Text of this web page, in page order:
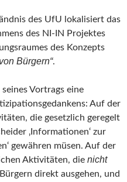
des UfU lokalisiert das
des NI-IN Projektes
des Konzepts
Bürgern“.
Vortrags eine
Auf der
die gesetzlich geregelt
‚Informationen‘ zur
gewähren müsen. Auf der
Aktivitäten, die nicht
direkt ausgehen, und